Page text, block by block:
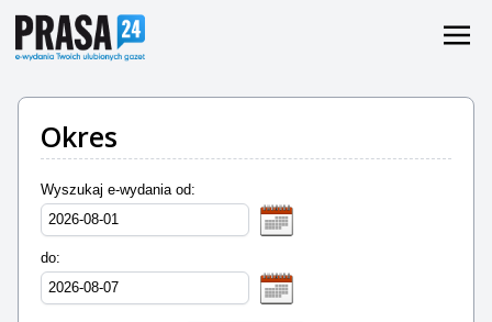
Okres
Wyszukaj e-wydania od:
do: